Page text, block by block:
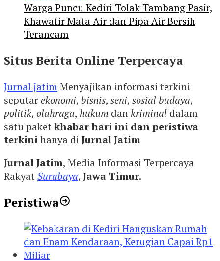
Warga Puncu Kediri Tolak Tambang Pasir,
Khawatir Mata Air dan Pipa Air Bersih
Terancam
Situs Berita Online Terpercaya
Jurnal jatimMenyajikan informasi terkini
seputarekonomi, bisnis, seni, sosial budaya,
politik, olahraga, hukum dankriminal dalam
satu paketkhabar hari ini dan peristiwa
terkinihanya di Jurnal Jatim
Jurnal Jatim, Media Informasi Terpercaya
RakyatSurabaya, Jawa Timur.
Peristiwa